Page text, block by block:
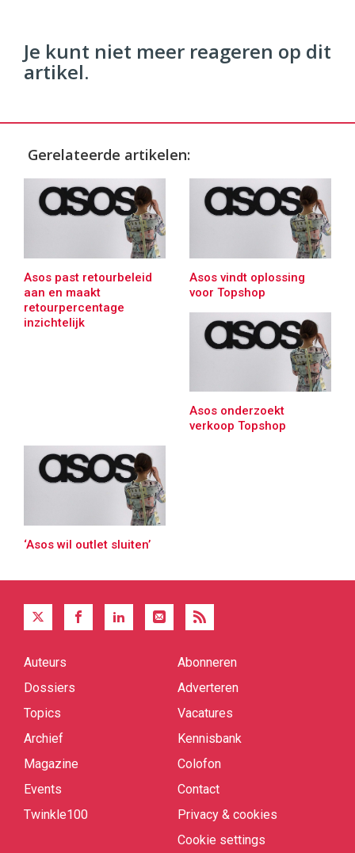
Je kunt niet meer reageren op dit
artikel.
Gerelateerde artikelen:
Asos past retourbeleid
aan en maakt
retourpercentage
inzichtelijk
Asos vindt oplossing
voor Topshop
Asos onderzoekt
verkoop Topshop
‘Asos wil outlet sluiten’
Quick
Auteurs
Dossiers
Topics
Archief
Magazine
Events
Twinkle100
Abonneren
Adverteren
Vacatures
Kennisbank
Colofon
Contact
Privacy & cookies
Cookie settings